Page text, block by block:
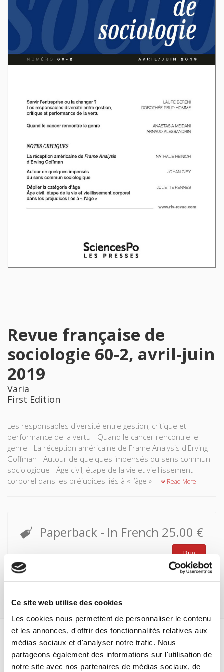
Ce site web utilise des cookies
Les cookies nous permettent de personnaliser le contenu
et les annonces, d'offrir des fonctionnalités relatives aux
médias sociaux et d'analyser notre trafic. Nous
partageons également des informations sur l'utilisation de
notre site avec nos partenaires de médias sociaux, de
Revue française de
sociologie 60-2, avril-juin
2019
Varia
First Edition
Les responsables diversité entre gestion, critique et
performance de la vertu - Quand le cancer rencontre le
genre - La réception américaine de Frame Analysis d'Erving
Goffman - Autour de quelques impensés du sens commun
sociologique - Âge civil, étape de la vie et vieillissement
corporel dans les préjudices liés à « l’âge »
Read More
Paperback - In French 25.00 €
Buy
Specifications
Formats